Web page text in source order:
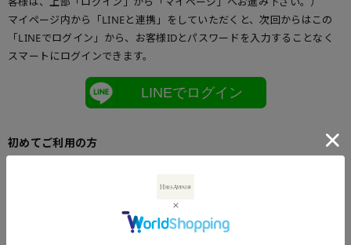
マイページ内から「LINEと連携」をしていただくと、次回からはこの
「LINEでログイン」から、お客様IDとパスワードを入力することなく
スマートにログインできます。
LINEでログイン
初めてご利用の方
メールアドレスとパスワードを登録しておくと便利にお買い物ができる